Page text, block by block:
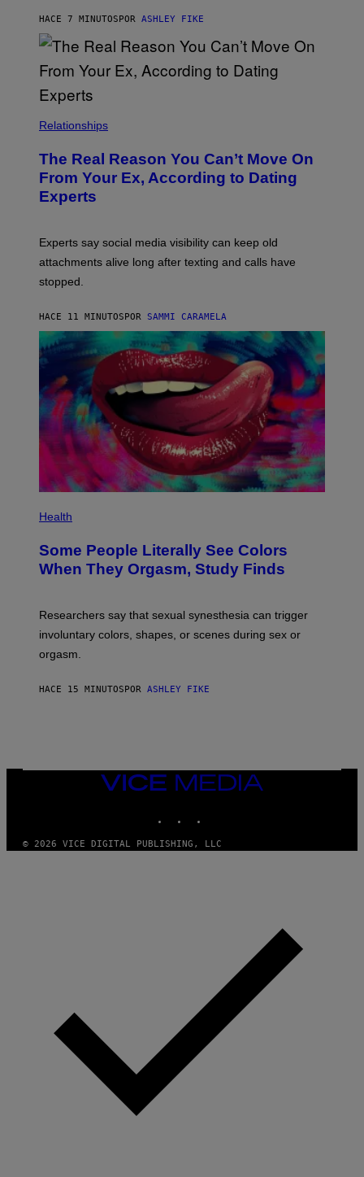
HACE 7 MINUTOSPOR ASHLEY FIKE
Relationships
The Real Reason You Can’t Move On
From Your Ex, According to Dating
Experts
Experts say social media visibility can keep old
attachments alive long after texting and calls have
stopped.
HACE 11 MINUTOSPOR SAMMI CARAMELA
Health
Some People Literally See Colors
When They Orgasm, Study Finds
Researchers say that sexual synesthesia can trigger
involuntary colors, shapes, or scenes during sex or
orgasm.
HACE 15 MINUTOSPOR ASHLEY FIKE
VICE
© 2026 VICE DIGITAL PUBLISHING, LLC